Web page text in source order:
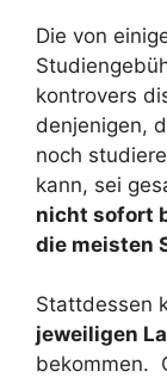
Die von
kontrovers
denjenigen,
noch
kann, sei
nicht sofort
die meisten
Stattdessen
jeweiligen
bekommen.